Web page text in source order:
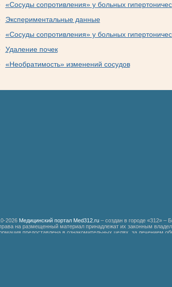
«Сосуды сопротивления» у больных
Экспериментальные данные
«Сосуды сопротивления» у больных
Удаление почек
«Необратимость» изменений сосудов
2026 Медицинский портал Med312.ru – создан в городе «312» –
на размещенный материал принадлежат их законным
предоставлена в ознакомительных целях, за лечением